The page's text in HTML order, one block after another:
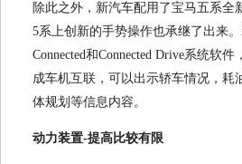
除此之外，新汽车配用了宝马五系全
5系上创新的手势操作也承继了出来
Connected和Connected Drive系统软
成车机互联，可以出示轿车情况，耗
体规划等信息内容。
动力装置-提高比较有限